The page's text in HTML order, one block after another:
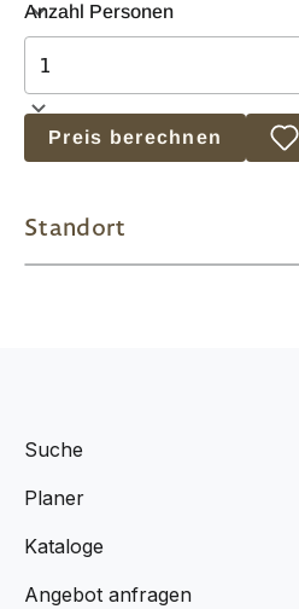
Anzahl Personen
Preis berechnen
Standort
Suche
Planer
Kataloge
Angebot anfragen